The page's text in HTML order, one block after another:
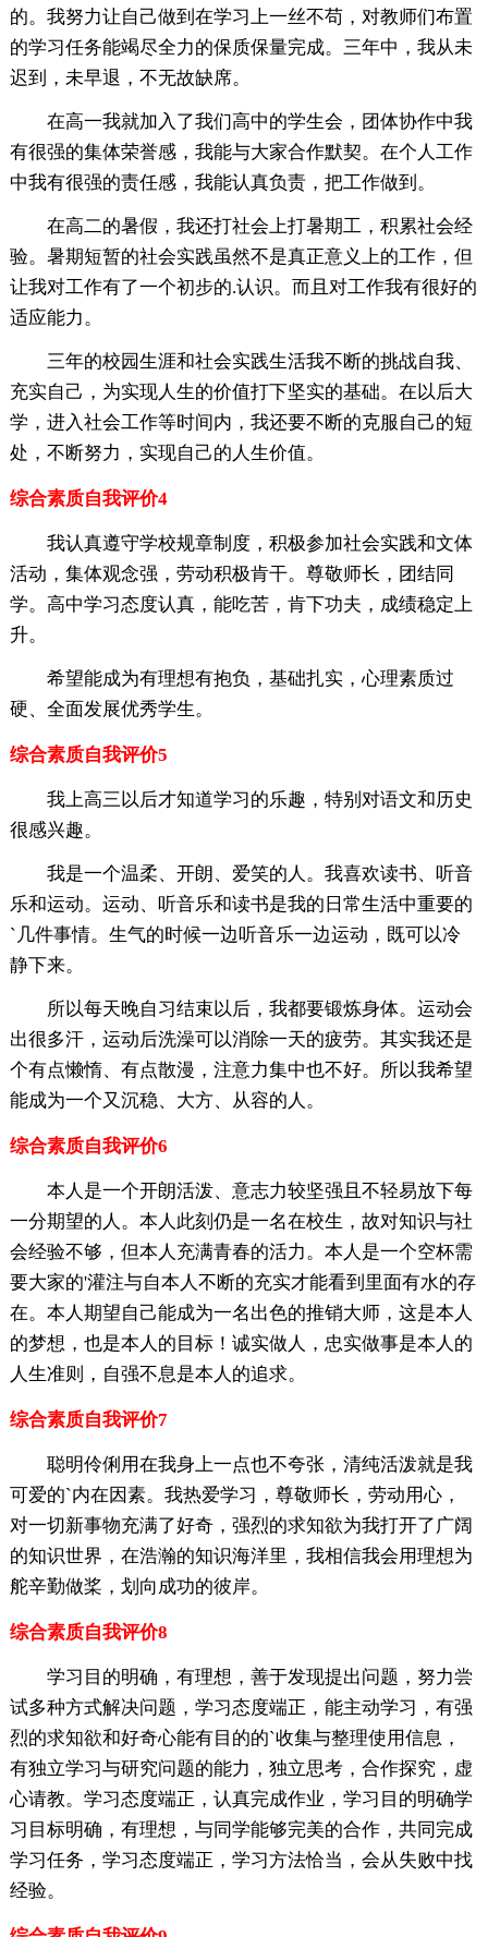
的。我努力让自己做到在学习上一丝不苟，对教师们布置
的学习任务能竭尽全力的保质保量完成。三年中，我从未
迟到，未早退，不无故缺席。
在高一我就加入了我们高中的学生会，团体协作中我
有很强的集体荣誉感，我能与大家合作默契。在个人工作
中我有很强的责任感，我能认真负责，把工作做到。
在高二的暑假，我还打社会上打暑期工，积累社会经
验。暑期短暂的社会实践虽然不是真正意义上的工作，但
让我对工作有了一个初步的.认识。而且对工作我有很好的
适应能力。
三年的校园生涯和社会实践生活我不断的挑战自我、
充实自己，为实现人生的价值打下坚实的基础。在以后大
学，进入社会工作等时间内，我还要不断的克服自己的短
处，不断努力，实现自己的人生价值。
综合素质自我评价4
我认真遵守学校规章制度，积极参加社会实践和文体
活动，集体观念强，劳动积极肯干。尊敬师长，团结同
学。高中学习态度认真，能吃苦，肯下功夫，成绩稳定上
升。
希望能成为有理想有抱负，基础扎实，心理素质过
硬、全面发展优秀学生。
综合素质自我评价5
我上高三以后才知道学习的乐趣，特别对语文和历史
很感兴趣。
我是一个温柔、开朗、爱笑的人。我喜欢读书、听音
乐和运动。运动、听音乐和读书是我的日常生活中重要的
`几件事情。生气的时候一边听音乐一边运动，既可以冷
静下来。
所以每天晚自习结束以后，我都要锻炼身体。运动会
出很多汗，运动后洗澡可以消除一天的疲劳。其实我还是
个有点懒惰、有点散漫，注意力集中也不好。所以我希望
能成为一个又沉稳、大方、从容的人。
综合素质自我评价6
本人是一个开朗活泼、意志力较坚强且不轻易放下每
一分期望的人。本人此刻仍是一名在校生，故对知识与社
会经验不够，但本人充满青春的活力。本人是一个空杯需
要大家的'灌注与自本人不断的充实才能看到里面有水的存
在。本人期望自己能成为一名出色的推销大师，这是本人
的梦想，也是本人的目标！诚实做人，忠实做事是本人的
人生准则，自强不息是本人的追求。
综合素质自我评价7
聪明伶俐用在我身上一点也不夸张，清纯活泼就是我
可爱的`内在因素。我热爱学习，尊敬师长，劳动用心，
对一切新事物充满了好奇，强烈的求知欲为我打开了广阔
的知识世界，在浩瀚的知识海洋里，我相信我会用理想为
舵辛勤做桨，划向成功的彼岸。
综合素质自我评价8
学习目的明确，有理想，善于发现提出问题，努力尝
试多种方式解决问题，学习态度端正，能主动学习，有强
烈的求知欲和好奇心能有目的的`收集与整理使用信息，
有独立学习与研究问题的能力，独立思考，合作探究，虚
心请教。学习态度端正，认真完成作业，学习目的明确学
习目标明确，有理想，与同学能够完美的合作，共同完成
学习任务，学习态度端正，学习方法恰当，会从失败中找
经验。